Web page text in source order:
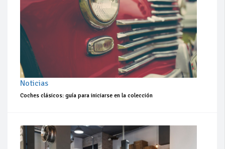
Noticias
Coches clásicos: guía para iniciarse en la colección